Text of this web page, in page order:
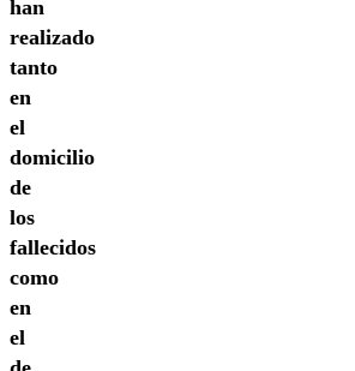
han
realizado
tanto
en
el
domicilio
de
los
fallecidos
como
en
el